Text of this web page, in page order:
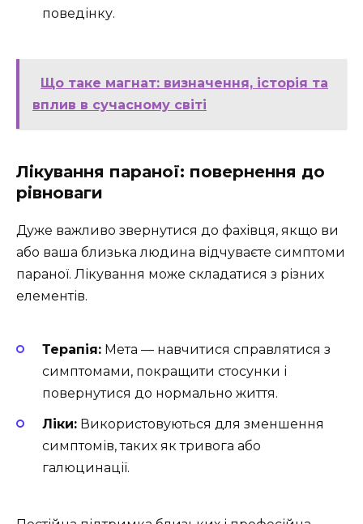
поведінку.
Що таке магнат: визначення, історія та
вплив в сучасному світі
Лікування параної: повернення до
рівноваги
Дуже важливо звернутися до фахівця, якщо ви
або ваша близька людина відчуваєте симптоми
параної. Лікування може складатися з різних
елементів.
Терапія: Мета — навчитися справлятися з
симптомами, покращити стосунки і
повернутися до нормально життя.
Ліки: Використовуються для зменшення
симптомів, таких як тривога або
галюцинації.